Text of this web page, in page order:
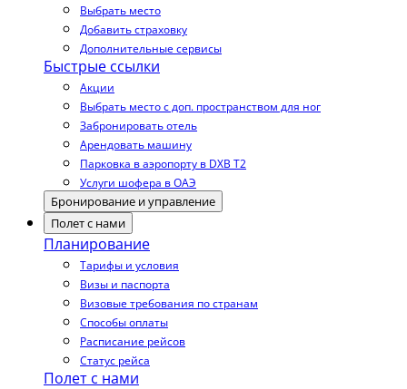
Выбрать место
Добавить страховку
Дополнительные сервисы
Быстрые ссылки
Акции
Выбрать место с доп. пространством для ног
Забронировать отель
Арендовать машину
Парковка в аэропорту в DXB T2
Услуги шофера в ОАЭ
Бронирование и управление
Полет с нами
Планирование
Тарифы и условия
Визы и паспорта
Визовые требования по странам
Способы оплаты
Расписание рейсов
Статус рейса
Полет с нами